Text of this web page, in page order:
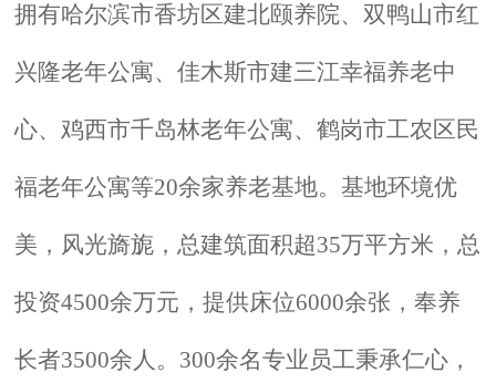
拥有哈尔滨市香坊区建北颐养院、双鸭山市红
兴隆老年公寓、佳木斯市建三江幸福养老中
心、鸡西市千岛林老年公寓、鹤岗市工农区民
福老年公寓等20余家养老基地。基地环境优
美，风光旖旎，总建筑面积超35万平方米，总
投资4500余万元，提供床位6000余张，奉养
长者3500余人。300余名专业员工秉承仁心，